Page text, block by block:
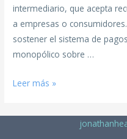
intermediario, que acepta
a empresas o
sostener el sistema de
monopólico sobre …
Leer más »